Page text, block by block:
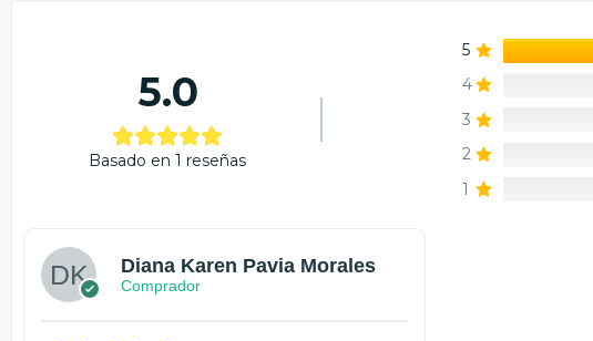
5.0
Basado en 1 reseñas
5
4
3
2
1
Diana Karen Pavia Morales
Comprador